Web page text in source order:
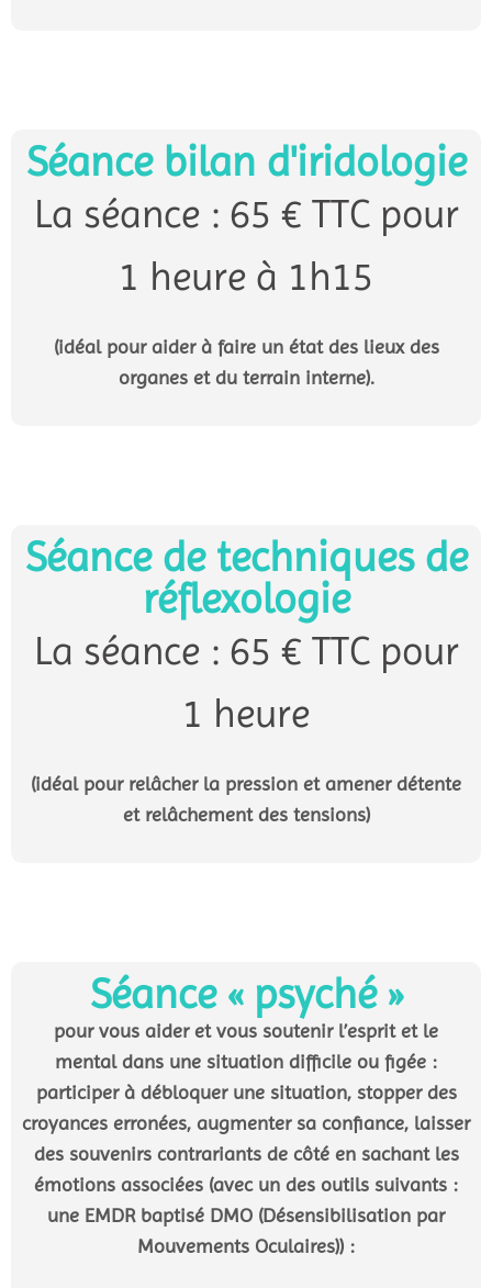
Séance bilan d'iridologie
La séance : 65 € TTC pour
1 heure à 1h15
(idéal pour aider à faire un état des lieux des
organes et du terrain interne).
Séance de techniques de
réflexologie
La séance : 65 € TTC pour
1 heure
(idéal pour relâcher la pression et amener détente
et relâchement des tensions)
Séance « psyché »
pour vous aider et vous soutenir l’esprit et le
mental dans une situation difficile ou figée :
participer à débloquer une situation, stopper des
croyances erronées, augmenter sa confiance, laisser
des souvenirs contrariants de côté en sachant les
émotions associées (avec un des outils suivants :
une EMDR baptisé DMO (Désensibilisation par
Mouvements Oculaires)) :